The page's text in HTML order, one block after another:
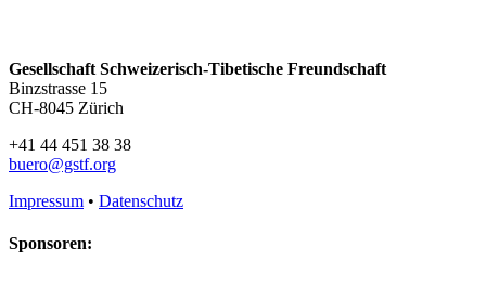
Gesellschaft Schweizerisch-Tibetische Freundschaft
Binzstrasse 15
CH-8045 Zürich
+41 44 451 38 38
buero@gstf.org
Impressum • Datenschutz
Sponsoren: